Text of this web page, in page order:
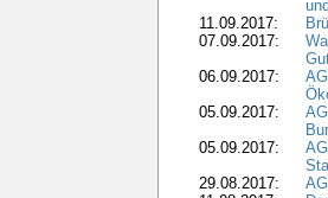
11.09.2017:
07.09.2017:
06.09.2017:
05.09.2017:
05.09.2017:
29.08.2017: